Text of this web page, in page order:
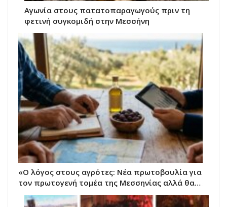
Αγωνία στους πατατοπαραγωγούς πριν τη
φετινή συγκομιδή στην Μεσσήνη
«Ο λόγος στους αγρότες: Νέα πρωτοβουλία για
τον πρωτογενή τομέα της Μεσσηνίας αλλά θα…